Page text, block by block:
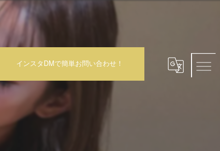
インスタDMで簡単お問い合わせ！